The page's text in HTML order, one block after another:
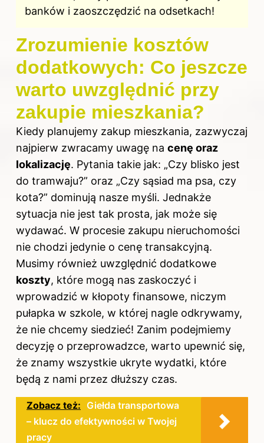
banków i zaoszczędzić na odsetkach!
Zrozumienie kosztów
dodatkowych: Co jeszcze
warto uwzględnić przy
zakupie mieszkania?
Kiedy planujemy zakup mieszkania, zazwyczaj
najpierw zwracamy uwagę na cenę oraz
lokalizację. Pytania takie jak: „Czy blisko jest
do tramwaju?” oraz „Czy sąsiad ma psa, czy
kota?” dominują nasze myśli. Jednakże
sytuacja nie jest tak prosta, jak może się
wydawać. W procesie zakupu nieruchomości
nie chodzi jedynie o cenę transakcyjną.
Musimy również uwzględnić dodatkowe
koszty, które mogą nas zaskoczyć i
wprowadzić w kłopoty finansowe, niczym
pułapka w szkole, w której nagle odkrywamy,
że nie chcemy siedzieć! Zanim podejmiemy
decyzję o przeprowadzce, warto upewnić się,
że znamy wszystkie ukryte wydatki, które
będą z nami przez dłuższy czas.
Zobacz też: Giełda transportowa
– klucz do efektywności w Twojej
pracy